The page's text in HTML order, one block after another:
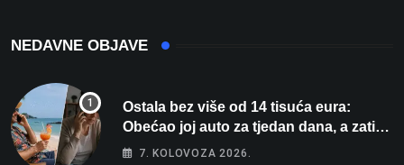
NEDAVNE OBJAVE
Ostala bez više od 14 tisuća eura:
Obećao joj auto za tjedan dana, a zatim
izmišljao opravdanja
7. KOLOVOZA 2026.